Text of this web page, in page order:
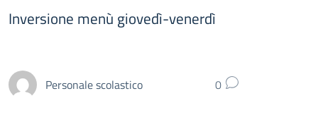
Inversione menù giovedì-venerdì
Personale scolastico 0